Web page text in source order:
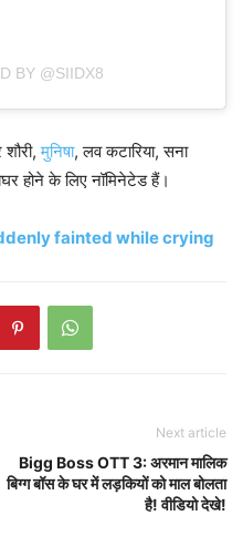
BY @SIIDX8
शौरी,मुनिषा, लव कटारिया, सना
होने के लिए नॉमिनेटेड हैं।
fainted while crying
Next article
Bigg Boss OTT 3: अरमान मालिक
बिग्ग बॉस के घर में लड़कियों को माल बोलता
है! वीडियो देखे!